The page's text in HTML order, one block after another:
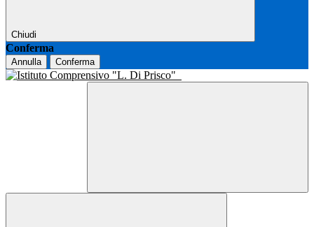
Chiudi
Conferma
Annulla Conferma